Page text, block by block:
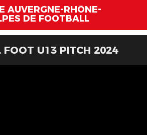
AUVERGNE-RHÔNE-
DE FOOTBALL
FOOT U13 PITCH 2024